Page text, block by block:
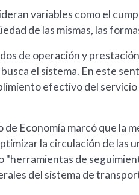
variables como el
de las mismas, las
de operación y
el sistema. En este
efectivo del
Economía marcó que la
la circulación de las
"herramientas de
del sistema de